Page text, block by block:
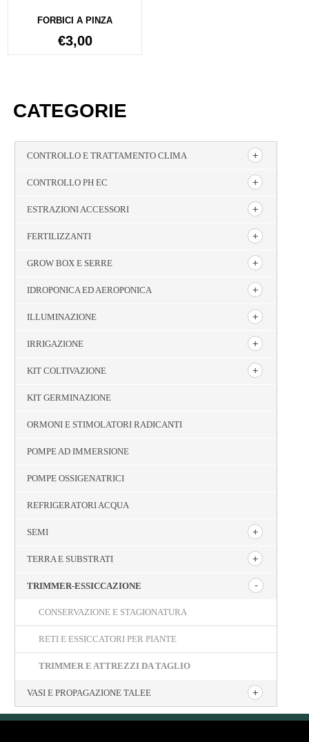
CATEGORIE
CONTROLLO E TRATTAMENTO CLIMA
CONTROLLO PH EC
ESTRAZIONI ACCESSORI
FERTILIZZANTI
GROW BOX E SERRE
IDROPONICA ED AEROPONICA
ILLUMINAZIONE
IRRIGAZIONE
KIT COLTIVAZIONE
KIT GERMINAZIONE
ORMONI E STIMOLATORI RADICANTI
POMPE AD IMMERSIONE
POMPE OSSIGENATRICI
REFRIGERATORI ACQUA
SEMI
TERRA E SUBSTRATI
TRIMMER-ESSICCAZIONE
CONSERVAZIONE E STAGIONATURA
RETI E ESSICCATORI PER PIANTE
TRIMMER E ATTREZZI DA TAGLIO
VASI E PROPAGAZIONE TALEE
FORBICI A PINZA
€3,00